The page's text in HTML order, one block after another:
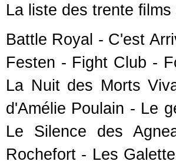
La liste des trente
Battle Royal - C'est
Festen - Fight Club -
La Nuit des Morts
d'Amélie Poulain - Le
Le Silence des
Rochefort - Les